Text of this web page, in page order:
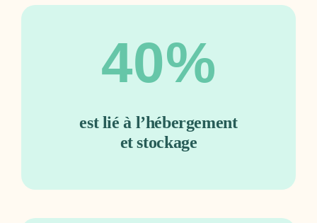
40%
est lié à l’hébergement
et stockage